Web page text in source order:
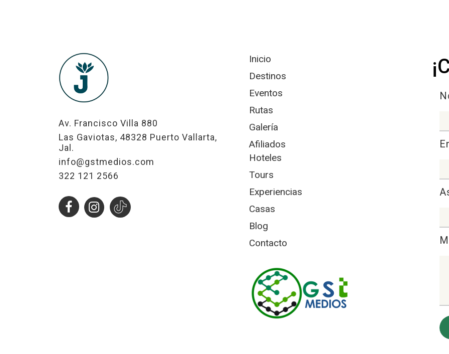
Av. Francisco Villa 880
Las Gaviotas, 48328 Puerto Vallarta,
Jal.
info@gstmedios.com
322 121 2566
Inicio
Destinos
Eventos
Rutas
Galería
Afiliados
Hoteles
Tours
Experiencias
Casas
Blog
Contacto